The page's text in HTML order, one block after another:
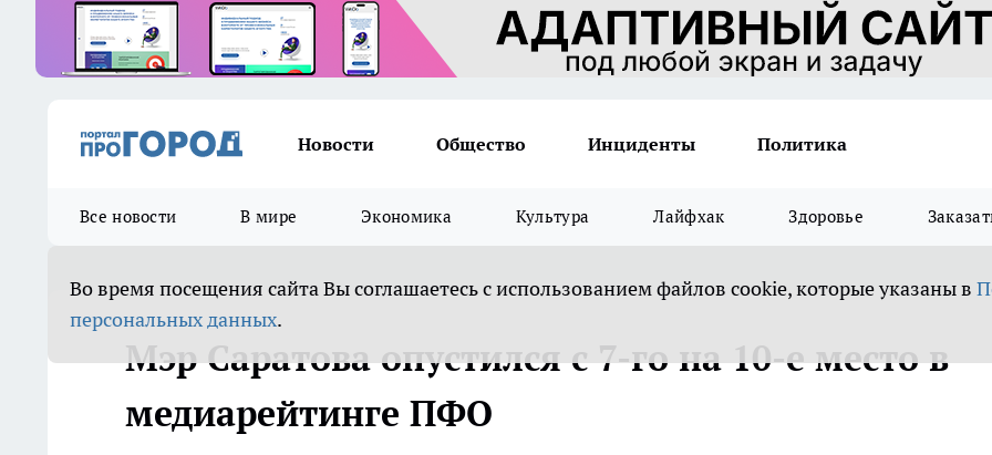
Новости Общество Инциденты Политика
Все новости В мире Экономика Культура Лайфхак Здоровье
Во время посещения сайта Вы соглашаетесь с использованием файлов cookie, которые указаны в
персональных данных.
Мэр Саратова опустился с 7-го на 10-е место в
медиарейтинге ПФО